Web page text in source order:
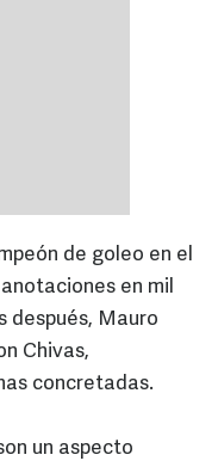
de goleo en el
en mil
después, Mauro
Chivas,
concretadas.
un aspecto